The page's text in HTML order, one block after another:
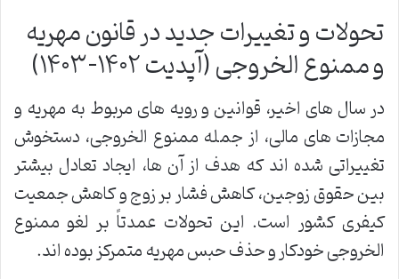
تحولات و تغییرات جدید در قانون مهریه
و ممنوع الخروجی (آپدیت ۱۴۰۲-۱۴۰۳)
در سال های اخیر، قوانین و رویه های مربوط به مهریه و
مجازات های مالی، از جمله ممنوع الخروجی، دستخوش
تغییراتی شده اند که هدف از آن ها، ایجاد تعادل بیشتر
بین حقوق زوجین، کاهش فشار بر زوج و کاهش جمعیت
کیفری کشور است. این تحولات عمدتاً بر لغو ممنوع
الخروجی خودکار و حذف حبس مهریه متمرکز بوده اند.